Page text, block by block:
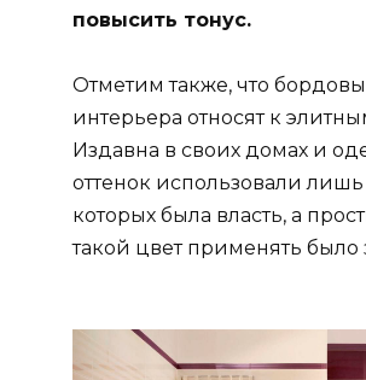
повысить тонус.
Отметим также, что
интерьера относят к
Издавна в своих домах и
оттенок использовали
которых была власть, а
такой цвет применять было